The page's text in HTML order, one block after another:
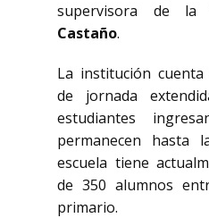
supervisora de
Castaño.
La institución
de jornada
estudiantes
permanecen hasta
escuela tiene
de 350 alumnos
primario.